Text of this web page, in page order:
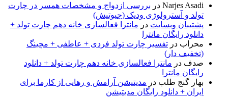
Narjes Asadi در بررسی ازدواج و مشخصات همسر در چارت
تولد و آسترولوژی ودیک (جیوتیش)
پشتیبان وبسایت در مانترا فعالسازی خانه دهم چارت تولد +
دانلود رایگان مانترا
محراب در تفسیر چارت تولد فردی + عاطفی + مچینگ
(تخفیف دار)
صدف در مانترا فعالسازی خانه دهم چارت تولد + دانلود
رایگان مانترا
بهار گنج طلب در مدیتیشن آرامش و رهایی از کارما برای
ایران + دانلود رایگان مدیتیشن